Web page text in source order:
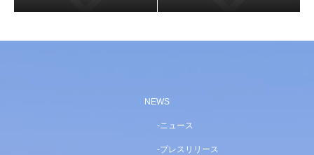
NEWS
ニュース
プレスリリース